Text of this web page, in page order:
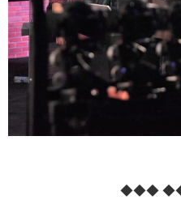
◆◆◆